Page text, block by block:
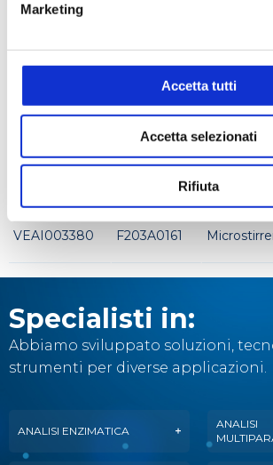
Marketing
Accetta tutti
Accetta selezionati
Rifiuta
Codici prodotto
FORNITORE
MODELLO
VEAI003380 F203A0161
Specialisti in:
Abbiamo sviluppato soluzioni,
strumenti per diverse applicazioni.
ANALISI ENZIMATICA
ANALISI